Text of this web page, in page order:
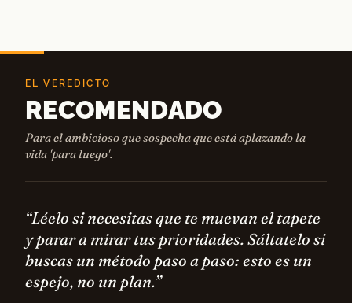
EL VEREDICTO
RECOMENDADO
Para el ambicioso que sospecha que está aplazando la
vida 'para luego'.
“Léelo si necesitas que te muevan el tapete
y parar a mirar tus prioridades. Sáltatelo si
buscas un método paso a paso: esto es un
espejo, no un plan.”